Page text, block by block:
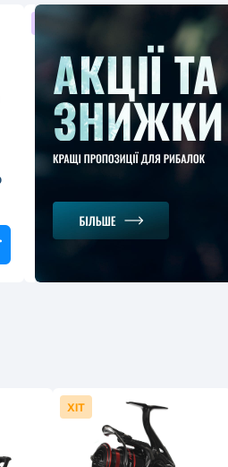
Фідерне вудлище
Flagman Magnum Carp
Feeder 3.6м 130г
СУПЕРЦІНА
ХІТ